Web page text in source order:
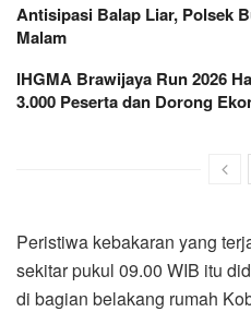
Antisipasi Balap Liar, Polsek
Malam
IHGMA Brawijaya Run 2026
3.000 Peserta dan Dorong
Peristiwa kebakaran yang
sekitar pukul 09.00 WIB itu
di bagian belakang rumah